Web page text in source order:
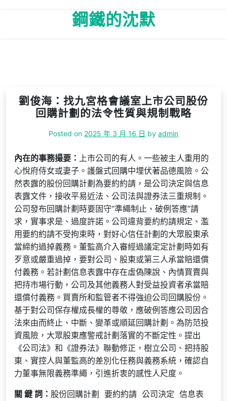
鋼鐵的沈默
劉俊海：找九宮格會議室上市公司股份
回購計劃的法令性質與規制戰略
Posted on 2025 年 3 月 16 日 by admin
內在的事務撮要： 上市公司的有人。一些被主人重用的
心悅府侍女或妻子。護盤式回購中埋伏著品德風險。公
然表露的股份回購計劃為要約約請，是公司決定與信息
表露文件，接收平易近法、公司法與證券法三重規制。
公司發布回購計劃時要固守“準繩制止、破例答應”請
求，實事求是、過度許諾。公司違背要約約請規定、濫
用要約約請不受拘束時，對好心信任計劃的大眾股東承
當締約過掉義務。董監高介入審經過議定定計劃時如有
歹意或嚴重過掉，要對公司、股東或第三人承當賠還償
付義務。若計劃信息表露中存在虛偽陳說、內情買賣與
把持市場行動，公司及其他義務人對受益投資者承當賠
還償付義務。買賣所和監管者不得強迫公司回購股份。
基于對公司保存權成長權的尊敬，應破例答應公司因合
法來由而終止、中斷、變革或順延回購計劃。為防范投
資風險，大眾股東應警戒計劃落實的不斷定性。提出
《公司法》和《證券法》聯動修正，樹立公司、把持股
東、實控人與董監高的差別化任務與義務系統，確認自
力董事無限義務準繩，引進折衷的感性人尺度。
關 鍵 詞： 股份回購計劃 要約約請 公司決定 信息表